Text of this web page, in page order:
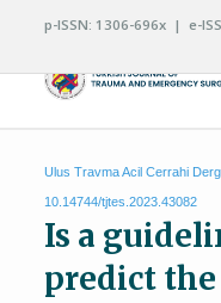
p-ISSN: 1306-696x | e-
Ulus Travma Acil Cerrahi
10.14744/tjtes.2023.43082
Is a
predict the